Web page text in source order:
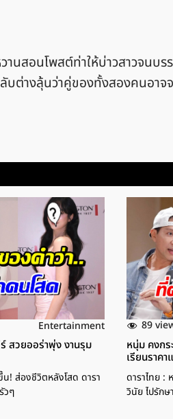
สอนโพสต์ท่าให้บ่าวสาวจนบ
างลุ้นว่าคู่ของทั้งสองคนอาจ
Entertainment
สวยออร่าพุ่ง งานรุม
น! ส่องชีวิตหลังโสด ดารา
วๆ
89
หนุ่ม คงกร
เรียนราค
ดาราไทย :
วินัย ไปรัก